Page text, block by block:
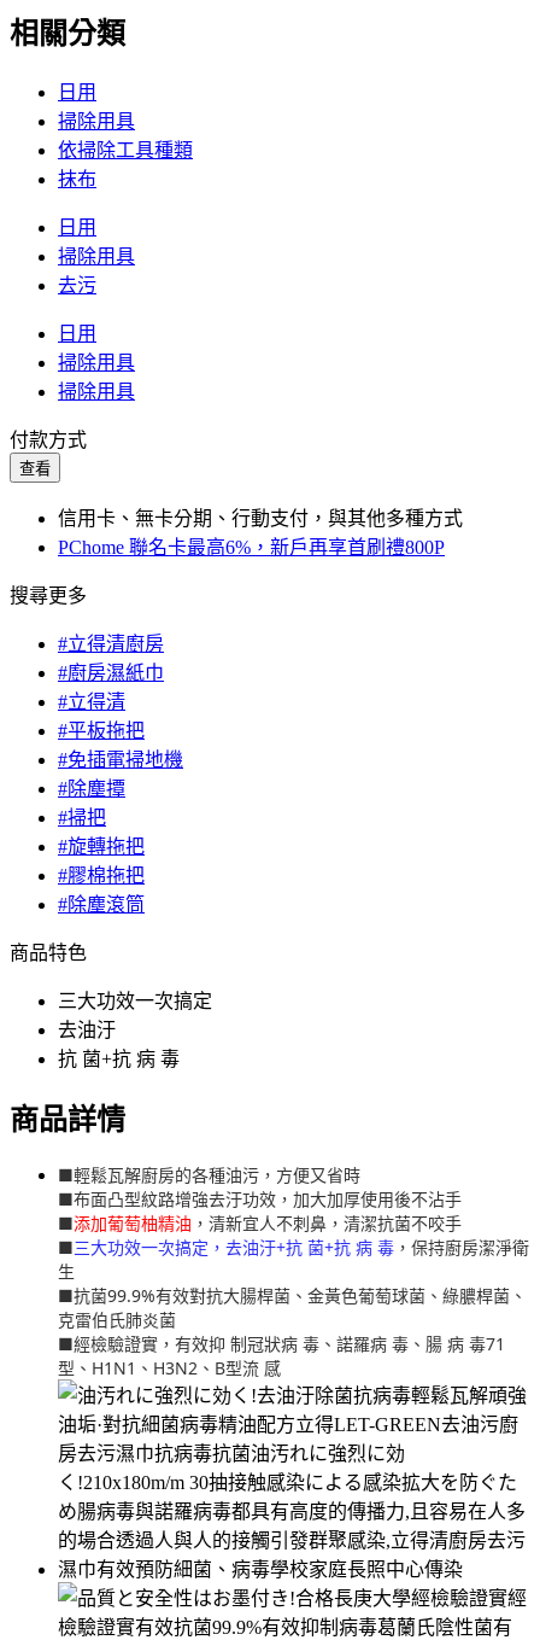
相關分類
日用
掃除用具
依掃除工具種類
抹布
日用
掃除用具
去污
日用
掃除用具
掃除用具
付款方式
查看
信用卡、無卡分期、行動支付，與其他多種方式
PChome 聯名卡最高6%，新戶再享首刷禮800P
搜尋更多
#立得清廚房
#廚房濕紙巾
#立得清
#平板拖把
#免插電掃地機
#除塵撢
#掃把
#旋轉拖把
#膠棉拖把
#除塵滾筒
商品特色
三大功效一次搞定
去油汙
抗 菌+抗 病 毒
商品詳情
■輕鬆瓦解廚房的各種油污，方便又省時
■布面凸型紋路增強去汙功效，加大加厚使用後不沾手
■添加葡萄柚精油 ，清新宜人不刺鼻，清潔抗菌不咬手
■三大功效一次搞定，去油汙+抗 菌+抗 病 毒 ，保持廚房潔淨衛
生
■抗菌99.9%有效對抗大腸桿菌、金黃色葡萄球菌、綠膿桿菌、
克雷伯氏肺炎菌
■經檢驗證實，有效抑 制冠狀病 毒、諾羅病 毒、腸 病 毒71
型、H1N1、H3N2、B型流 感